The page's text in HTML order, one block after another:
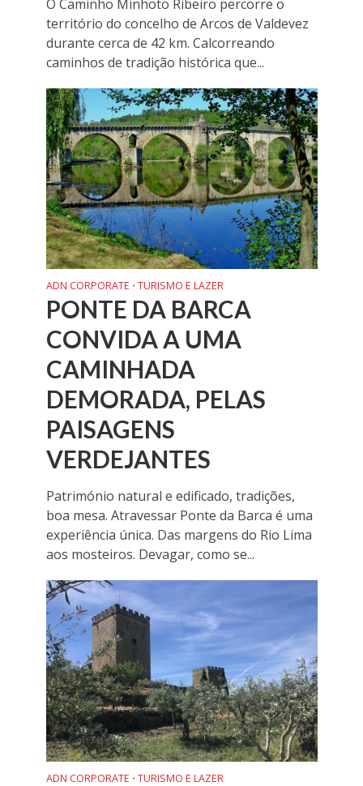
O Caminho Minhoto Ribeiro percorre o
território do concelho de Arcos de Valdevez
durante cerca de 42 km. Calcorreando
caminhos de tradição histórica que...
ADN CORPORATE • TURISMO E LAZER
PONTE DA BARCA
CONVIDA A UMA
CAMINHADA
DEMORADA, PELAS
PAISAGENS
VERDEJANTES
Património natural e edificado, tradições,
boa mesa. Atravessar Ponte da Barca é uma
experiência única. Das margens do Rio Lima
aos mosteiros. Devagar, como se...
ADN CORPORATE • TURISMO E LAZER